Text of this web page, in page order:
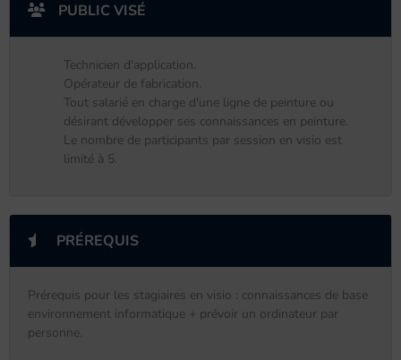
PUBLIC VISÉ
Technicien d'application.
Opérateur de fabrication.
Tout salarié en charge d'une ligne de peinture ou
désirant développer ses connaissances en peinture.
Le nombre de participants par session en visio est
limité à 5.
PRÉREQUIS
Prérequis pour les stagiaires en visio : connaissances de base
environnement informatique + prévoir un ordinateur par
personne.